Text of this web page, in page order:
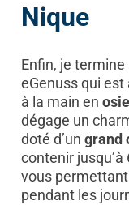
Nique
Enfin, je
eGenuss qui
à la main en
dégage un
doté d’un grand
contenir
vous
pendant les